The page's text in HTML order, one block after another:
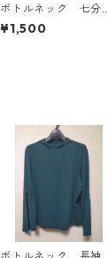
ボトルネック 七分袖
カットソー ４Ｌ テ
ィールグリーン KAE
¥1,500